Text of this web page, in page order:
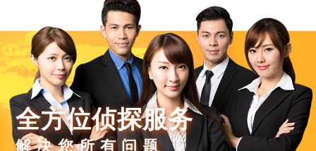
全方位侦探服务
解决您所有问题